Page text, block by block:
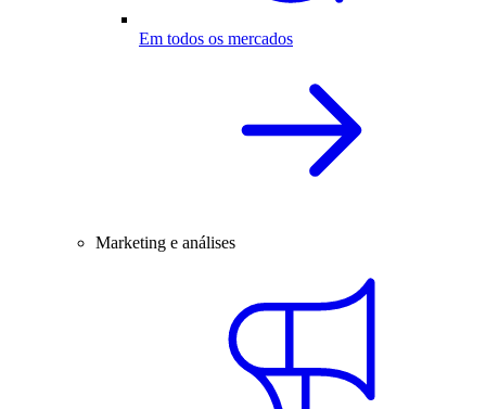
Em todos os mercados
Marketing e análises